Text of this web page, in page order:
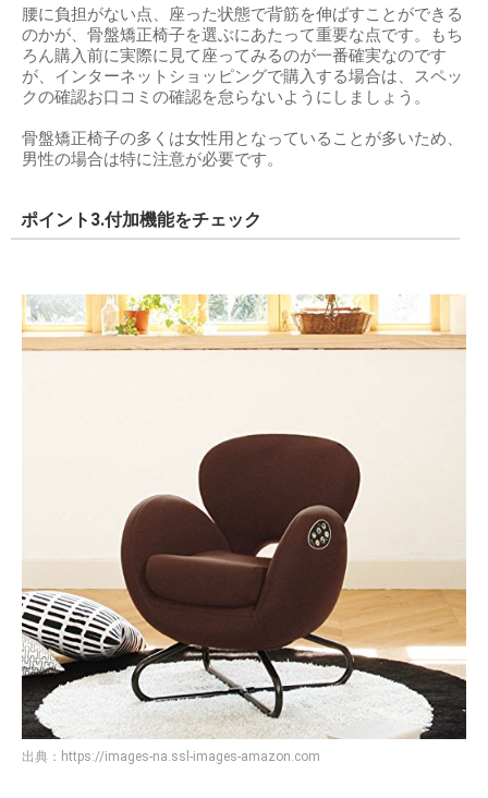
腰に負担がない点、座った状態で背筋を伸ばすことができる
のかが、骨盤矯正椅子を選ぶにあたって重要な点です。もち
ろん購入前に実際に見て座ってみるのが一番確実なのです
が、インターネットショッピングで購入する場合は、スペッ
クの確認お口コミの確認を怠らないようにしましょう。
骨盤矯正椅子の多くは女性用となっていることが多いため、
男性の場合は特に注意が必要です。
ポイント3.付加機能をチェック
出典： https://images-na.ssl-images-amazon.com